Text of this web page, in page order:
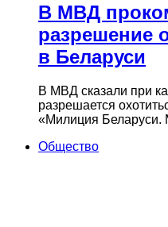
В МВД
разрешение
в Беларуси
В МВД сказали при
разрешается
«Милиция
Общество